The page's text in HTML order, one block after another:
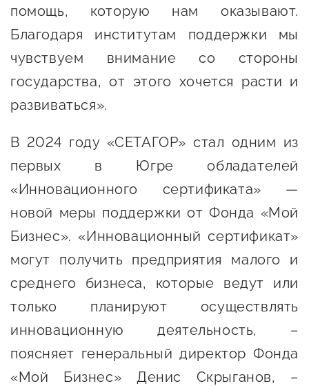
Сервисы для бизнеса
О фонде
Общая информация
Контакты
Вакансии
помощь, которую нам оказывают.
Благодаря институтам поддержки мы
чувствуем внимание со стороны
государства, от этого хочется расти и
развиваться».
В 2024 году «СЕТАГОР» стал одним из
первых в Югре обладателей
«Инновационного сертификата» —
новой меры поддержки от Фонда «Мой
Бизнес». «Инновационный сертификат»
могут получить предприятия малого и
среднего бизнеса, которые ведут или
только планируют осуществлять
инновационную деятельность, –
поясняет генеральный директор Фонда
«Мой Бизнес» Денис Скрыганов, –